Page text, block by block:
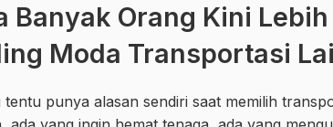
Banyak Orang Kini
Moda Transportasi
tentu punya alasan sendiri saat memilih